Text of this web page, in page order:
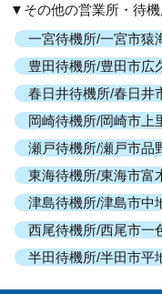
▼その他の営業所・待機
一宮待機所/一宮市猿
豊田待機所/豊田市広
春日井待機所/春日井
岡崎待機所/岡崎市上
瀬戸待機所/瀬戸市品
東海待機所/東海市富
津島待機所/津島市中
西尾待機所/西尾市一
半田待機所/半田市平